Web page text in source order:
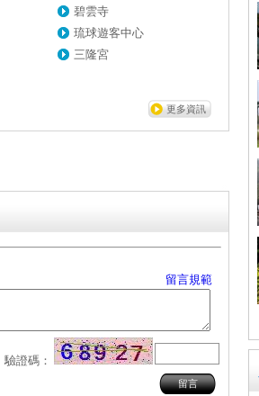
碧雲寺
琉球遊客中心
三隆宮
更多資訊
留言規範
驗證碼：